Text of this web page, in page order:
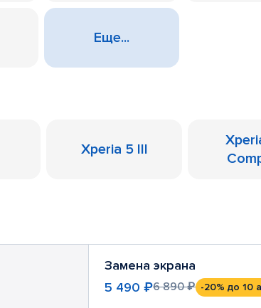
Еще...
Xperia 5 III
Замена экрана
5 490 ₽6 890 ₽ -20% до 10